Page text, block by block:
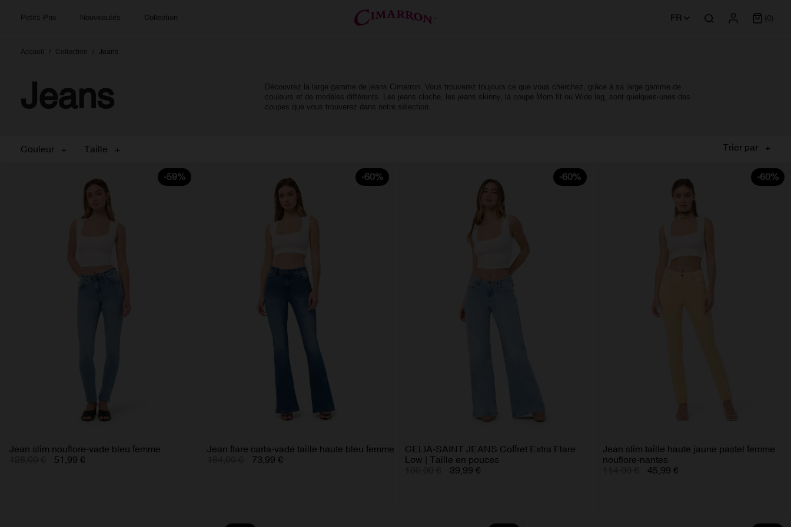
Petits Prix Nouveautés Collection FR (0)
Accueil Collection Jeans
Jeans
Découvrez la large gamme de jeans Cimarron. Vous trouverez toujours ce que vous cherchez, grâce à sa large gamme de
couleurs et de modèles différents. Les jeans cloche, les jeans skinny, la coupe Mom fit ou Wide leg, sont quelques-unes des
coupes que vous trouverez dans notre sélection.
Couleur Taille Trier par
Jean slim nouflore-vade bleu femme
-59%
51,99 €
Jean flare carla-vade taille haute bleu femme
-60%
73,99 €
CELIA-SAINT JEANS Coffret Extra Flare
Low | Taille en pouces
-60%
39,99 €
Jean slim taille haute jaune pastel femme
nouflore-nantes
-60%
45,99 €